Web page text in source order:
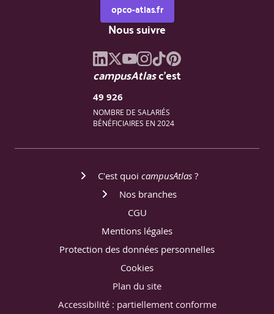
opco-atlas.fr
Nous suivre
campusAtlasc'est
49 926
NOMBRE DE SALARIÉS
BÉNÉFICIAIRES EN 2024
C'est quoi campusAtlas ?
Nos branches
CGU
Mentions légales
Protection des données personnelles
Cookies
Plan du site
Accessibilité : partiellement conforme